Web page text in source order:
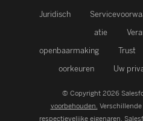
Juridisch
atie
openbaarmaking
Trust
oorkeuren
Uw
© Copyright 2026
voorbehouden.
respectievelijke eigenaren.